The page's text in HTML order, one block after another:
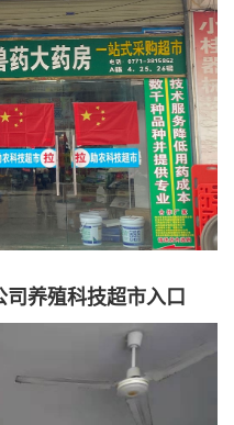
养殖科技超市入口